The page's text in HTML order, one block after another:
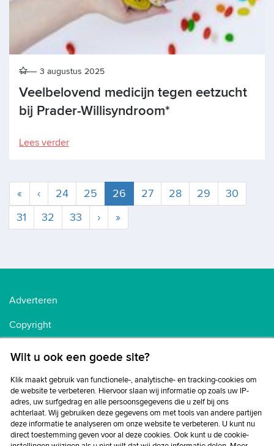
Veelbelovend medicijn tegen eetzucht
bij Prader-Willisyndroom*
3 augustus 2025
Lees verder
« ‹ 24 25 26 Huidige
27 28 29
30
31
32 33 › »
Adverteren
Copyright
Cookiebeleid
Privacybeleid
Disclaimer
Wilt u ook een goede site?
Klik maakt gebruik van functionele-, analytische- en tracking-cookies om
de website te verbeteren. Hiervoor slaan wij informatie op zoals uw IP-
adres, uw surfgedrag en alle persoonsgegevens die u zelf bij ons
achterlaat. Wij gebruiken deze gegevens om met tools van andere partijen
deze informatie te analyseren om onze website te verbeteren. U kunt nu
direct toestemming geven voor al deze cookies. Ook kunt u de cookie-